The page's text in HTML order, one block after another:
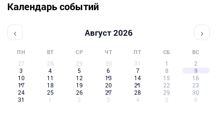
Календарь событий
‹ Август 2026 ›
ПН ВТ СР ЧТ ПТ СБ ВС
27 28 29 30 31 1
2
3
4 5 6 7 8
9
10
11 12 13 14 15
16
17
18 19 20 21 22
23
24
25 26 27 28 29
30
31
1 2 3 4 5 6